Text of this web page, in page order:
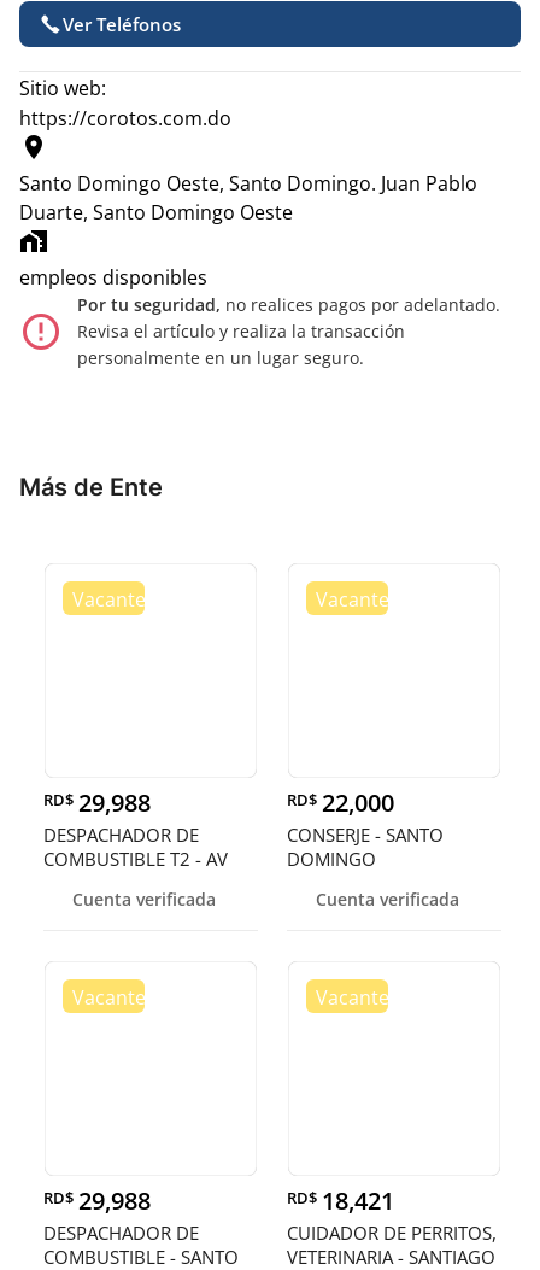
Ver Teléfonos
Sitio web:
https://corotos.com.do
location_on
Santo Domingo Oeste, Santo Domingo. Juan Pablo
Duarte, Santo Domingo Oeste
home_work
empleos disponibles
error_outline
Por tu seguridad, no realices pagos por adelantado.
Revisa el artículo y realiza la transacción
personalmente en un lugar seguro.
Más de Ente
RD$ 29,988
DESPACHADOR DE
COMBUSTIBLE T2 - AV
Cuenta verificada
RD$ 22,000
CONSERJE - SANTO
DOMINGO
Cuenta verificada
RD$ 29,988
DESPACHADOR DE
COMBUSTIBLE - SANTO
RD$ 18,421
CUIDADOR DE PERRITOS,
VETERINARIA - SANTIAGO